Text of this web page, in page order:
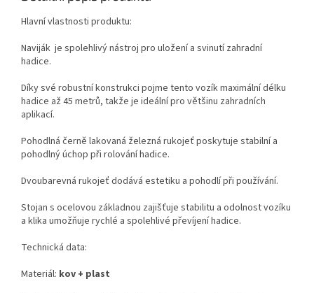
Hlavní vlastnosti produktu:
Naviják je spolehlivý nástroj pro uložení a svinutí zahradní
hadice.
Díky své robustní konstrukci pojme tento vozík maximální délku
hadice až 45 metrů, takže je ideální pro většinu zahradních
aplikací.
Pohodlná černě lakovaná železná rukojeť poskytuje stabilní a
pohodlný úchop při rolování hadice.
Dvoubarevná rukojeť dodává estetiku a pohodlí při používání.
Stojan s ocelovou základnou zajišťuje stabilitu a odolnost vozíku
a klika umožňuje rychlé a spolehlivé převíjení hadice.
Technická data:
Materiál: kov + plast